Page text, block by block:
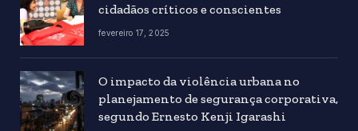
cidadãos críticos e conscientes
fevereiro 17, 2025
O impacto da violência urbana no
planejamento de segurança corporativa,
segundo Ernesto Kenji Igarashi